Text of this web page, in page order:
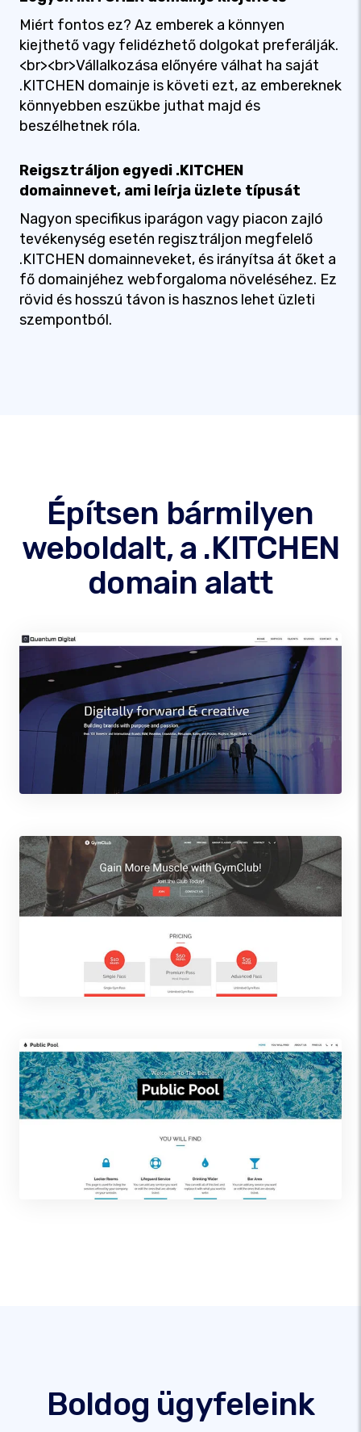
Miért fontos ez? Az emberek a könnyen
kiejthető vagy felidézhető dolgokat preferálják.
<br><br>Vállalkozása előnyére válhat ha saját
.KITCHEN domainje is követi ezt, az embereknek
könnyebben eszükbe juthat majd és
beszélhetnek róla.
Reigsztráljon egyedi .KITCHEN
domainnevet, ami leírja üzlete típusát
Nagyon specifikus iparágon vagy piacon zajló
tevékenység esetén regisztráljon megfelelő
.KITCHEN domainneveket, és irányítsa át őket a
fő domainjéhez webforgaloma növeléséhez. Ez
rövid és hosszú távon is hasznos lehet üzleti
szempontból.
Építsen bármilyen
weboldalt, a .KITCHEN
domain alatt
Boldog ügyfeleink